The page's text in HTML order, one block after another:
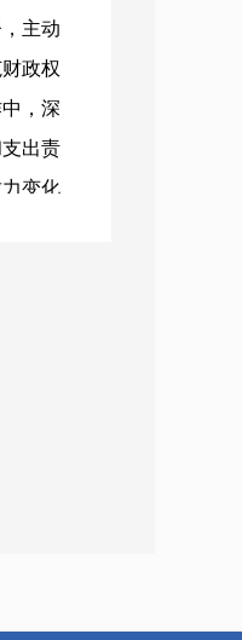
主动
政权
，深
出责
变化
位开